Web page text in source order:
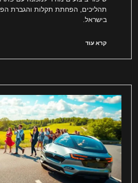
תהליכים, הפחתת תקלות והגברת
בישראל.
קרא עוד